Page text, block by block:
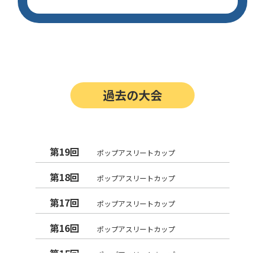
過去の大会
第19回 ポップアスリートカップ
第18回 ポップアスリートカップ
第17回 ポップアスリートカップ
第16回 ポップアスリートカップ
第15回 ポップアスリートカップ